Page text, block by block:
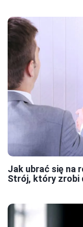
Jak ubrać się na
Strój, który zrobi